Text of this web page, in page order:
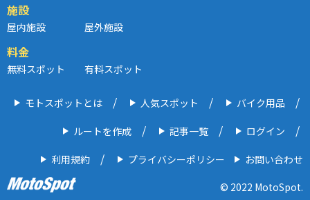
施設
屋内施設 屋外施設
料金
無料スポット 有料スポット
モトスポットとは 人気スポット バイク用品
ルートを作成 記事一覧 ログイン
利用規約 プライバシーポリシー
お問い合わせ
© 2022 MotoSpot.